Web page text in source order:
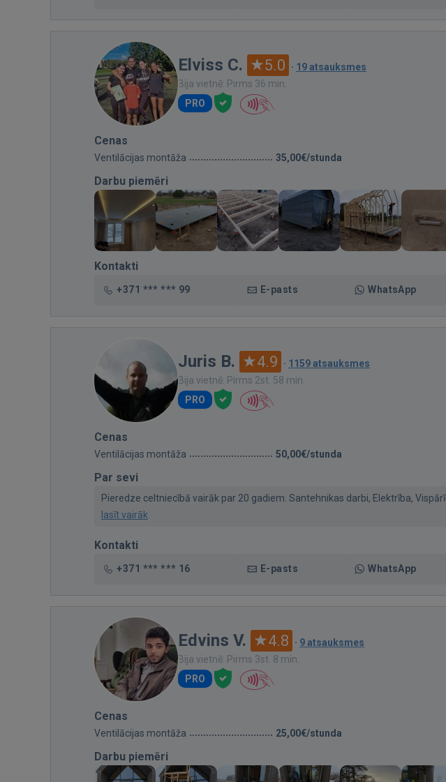
Elviss C. 5.0 · 19 atsauksmes
Bija vietnē: Pirms 36 min.
PRO
Cenas
Ventilācijas montāža 35,00€/stunda
Darbu piemēri
Kontakti
+371 *** *** 99 E-pasts WhatsApp
Juris B. 4.9 · 1159 atsauksmes
Bija vietnē: Pirms 2st. 58 min.
PRO
Cenas
Ventilācijas montāža 50,00€/stunda
Par sevi
Pieredze celtniecībā vairāk par 20 gadiem. Santehnikas darbi, Elektrība,
lasīt vairāk
Kontakti
+371 *** *** 16 E-pasts WhatsApp
Edvins V. 4.8 · 9 atsauksmes
Bija vietnē: Pirms 3st. 8 min.
PRO
Cenas
Ventilācijas montāža 25,00€/stunda
Darbu piemēri